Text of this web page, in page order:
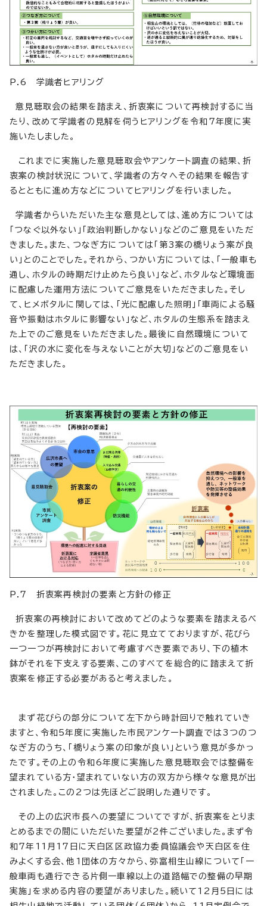
P.6 学識者ヒアリング
意見聴取会の結果を踏まえ、折衷案について再検討するに当
たり、改めて学識者の見解を伺うヒアリングを令和7年度に実
施いたしました。
これまでに実施した意見聴取会やアンケート調査の結果、折
衷案の検討状況について、学識者の方々へその結果を報告す
るとともに進め方などについてヒアリングを行いました。
学識者からいただいた主な意見としては、進め方については
「つなぐ以外ない」「政治判断しかない」などのご意見をいただ
きました。また、つなぎ方については「第3案の橋りょう案が良
い」とのことでした。それから、つかい方については、「一般車も
通し、ホタルの時期だけ止めたら良い」など、ホタルなど環境面
に配慮した運用方法についてご意見をいただきました。そし
て、ヒメボタルに関しては、「光に配慮した照明」「車両による騒
音や振動はホタルに影響ない」など、ホタルの生態系を踏まえ
た上でのご意見をいただきました。最後に自然環境について
は、「沢の水に変化を与えないことが大切」などのご意見をい
ただきました。
P.7 折衷案再検討の要素と方針の修正
折衷案の再検討において改めてどのような要素を踏まえるべ
きかを整理した模式図です。花に見立てておりますが、花びら
一つ一つが再検討において考慮すべき要素であり、下の植木
鉢がそれを下支えする要素、このすべてを総合的に踏まえて折
衷案を修正する必要があると考えました。
まず花びらの部分について左下から時計回りで触れていき
ますと、令和5年度に実施した市民アンケート調査では3つのつ
なぎ方のうち、「橋りょう案の印象が良い」という意見が多かっ
たです。その上の令和6年度に実施した意見聴取会では整備を
望まれている方・望まれていない方の双方から様々な意見が出
されました。この2つは先ほどご説明した通りです。
その上の広沢市長への要望についてですが、折衷案をとりま
とめるまでの間にいただいた要望が2件ございました。まず令
和7年11月17日に天白区区政協力委員協議会や天白区を住
みよくする会、他1団体の方々から、弥富相生山線について「一
般車両も通行できる片側一車線以上の道路幅での整備の早期
実施」を求める内容の要望がありました。続いて12月5日には